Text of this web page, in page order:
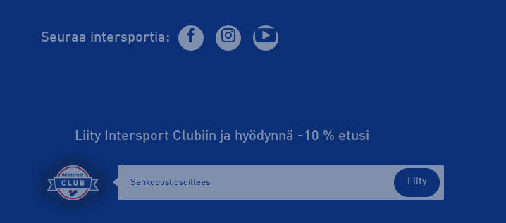
Seuraa intersportia:
Liity Intersport Clubiin ja hyödynnä -10 % etusi
Liity